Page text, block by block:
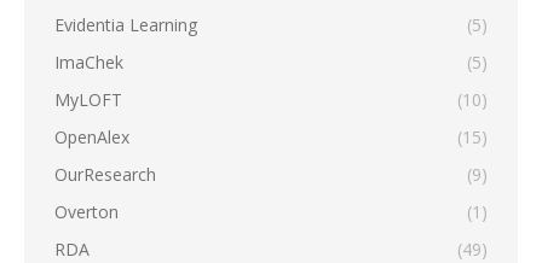
Evidentia Learning
(5)
ImaChek
(5)
MyLOFT
(10)
OpenAlex
(15)
OurResearch
(9)
Overton
(1)
RDA
(49)